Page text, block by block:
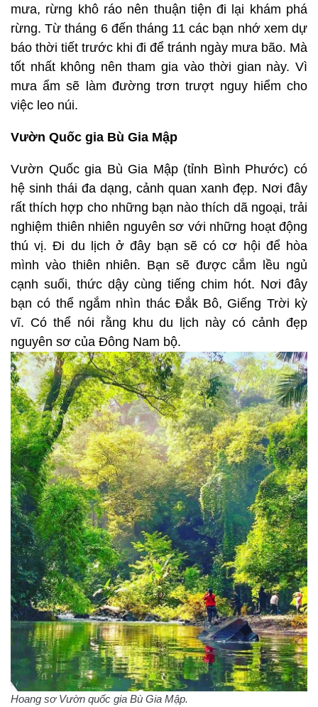
mưa, rừng khô ráo nên thuận tiện đi lại khám phá
rừng. Từ tháng 6 đến tháng 11 các bạn nhớ xem dự
báo thời tiết trước khi đi để tránh ngày mưa bão. Mà
tốt nhất không nên tham gia vào thời gian này. Vì
mưa ẩm sẽ làm đường trơn trượt nguy hiểm cho
việc leo núi.
Vườn Quốc gia Bù Gia Mập
Vườn Quốc gia Bù Gia Mập (tỉnh Bình Phước) có
hệ sinh thái đa dạng, cảnh quan xanh đẹp. Nơi đây
rất thích hợp cho những bạn nào thích dã ngoại, trải
nghiệm thiên nhiên nguyên sơ với những hoạt động
thú vị. Đi du lịch ở đây bạn sẽ có cơ hội để hòa
mình vào thiên nhiên. Bạn sẽ được cắm lều ngủ
cạnh suối, thức dậy cùng tiếng chim hót. Nơi đây
bạn có thể ngắm nhìn thác Đắk Bô, Giếng Trời kỳ
vĩ. Có thể nói rằng khu du lịch này có cảnh đẹp
nguyên sơ của Đông Nam bộ.
Hoang sơ Vườn quốc gia Bù Gia Mập.